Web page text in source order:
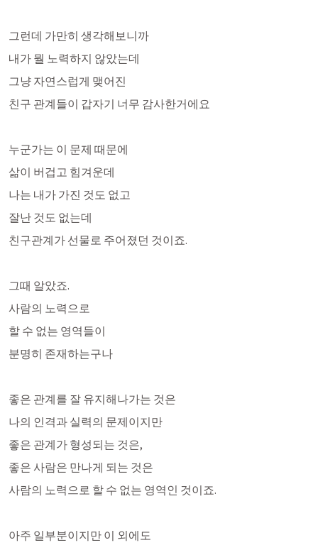
그런데 가만히 생각해보니까
내가 뭘 노력하지 않았는데
그냥 자연스럽게 맺어진
친구 관계들이 갑자기 너무 감사한거에요
누군가는 이 문제 때문에
삶이 버겁고 힘겨운데
나는 내가 가진 것도 없고
잘난 것도 없는데
친구관계가 선물로 주어졌던 것이죠.
그때 알았죠.
사람의 노력으로
할 수 없는 영역들이
분명히 존재하는구나
좋은 관계를 잘 유지해나가는 것은
나의 인격과 실력의 문제이지만
좋은 관계가 형성되는 것은,
좋은 사람은 만나게 되는 것은
사람의 노력으로 할 수 없는 영역인 것이죠.
아주 일부분이지만 이 외에도